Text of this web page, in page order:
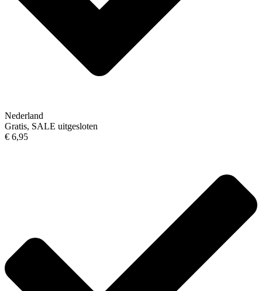
Nederland
Gratis, SALE uitgesloten
€ 6,95